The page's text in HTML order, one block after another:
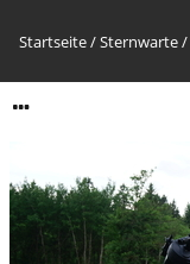
Startseite/Sternwarte/